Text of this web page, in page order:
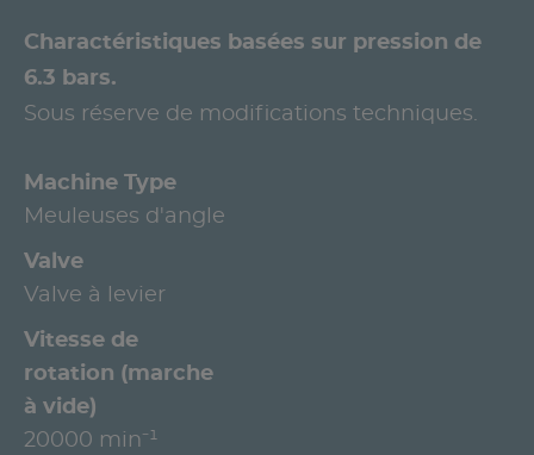
Charactéristiques basées sur pression de
6.3 bars.
Sous réserve de modifications techniques.
Machine Type
Meuleuses d'angle
Valve
Valve à levier
Vitesse de
rotation (marche
à vide)
20000 min⁻¹